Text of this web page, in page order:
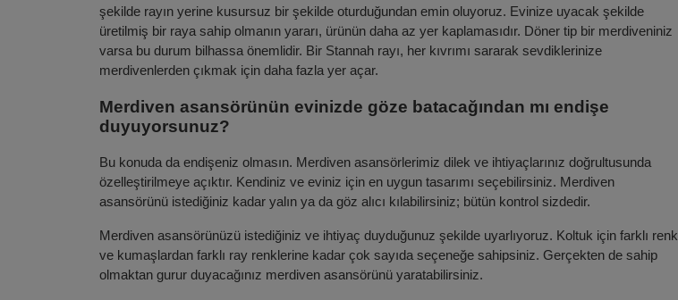
şekilde rayın yerine kusursuz bir şekilde oturduğundan emin oluyoruz. Evinize uyacak şekilde
üretilmiş bir raya sahip olmanın yararı, ürünün daha az yer kaplamasıdır. Döner tip bir merdiveniniz
varsa bu durum bilhassa önemlidir. Bir Stannah rayı, her kıvrımı sararak sevdiklerinize
merdivenlerden çıkmak için daha fazla yer açar.
Merdiven asansörünün evinizde göze batacağından mı endişe
duyuyorsunuz?
Bu konuda da endişeniz olmasın. Merdiven asansörlerimiz dilek ve ihtiyaçlarınız doğrultusunda
özelleştirilmeye açıktır. Kendiniz ve eviniz için en uygun tasarımı seçebilirsiniz. Merdiven
asansörünü istediğiniz kadar yalın ya da göz alıcı kılabilirsiniz; bütün kontrol sizdedir.
Merdiven asansörünüzü istediğiniz ve ihtiyaç duyduğunuz şekilde uyarlıyoruz. Koltuk için farklı renk
ve kumaşlardan farklı ray renklerine kadar çok sayıda seçeneğe sahipsiniz. Gerçekten de sahip
olmaktan gurur duyacağınız merdiven asansörünü yaratabilirsiniz.